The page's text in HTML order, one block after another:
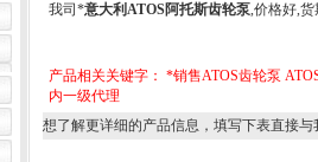
我司*意大利ATOS阿托斯齿轮泵,价格好,
产品相关关键字： *销售ATOS齿轮泵
内一级代理
想了解更详细的产品信息，填写下表直接与